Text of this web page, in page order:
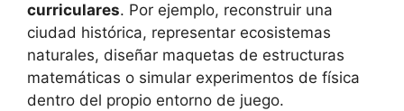
curriculares. Por ejemplo, reconstruir una
ciudad histórica, representar ecosistemas
naturales, diseñar maquetas de estructuras
matemáticas o simular experimentos de física
dentro del propio entorno de juego.